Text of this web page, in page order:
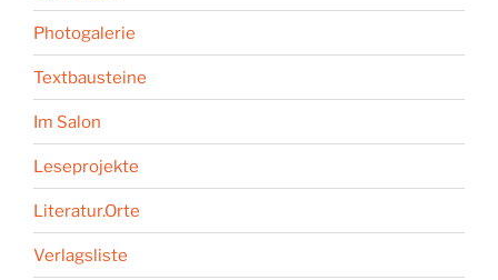
Photogalerie
Textbausteine
Im Salon
Leseprojekte
Literatur.Orte
Verlagsliste